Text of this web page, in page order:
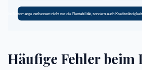
starke Nettomarge verbessert nicht nur die Rentabilität, sondern auch
Häufige Fehler beim